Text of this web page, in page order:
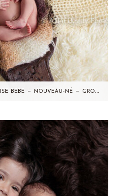
Photographe specialise bebe – nouveau-né – grossesse – Leonie – seance photo a domicile-Taverny (95)
mois d'intervalle (forcément
mais…